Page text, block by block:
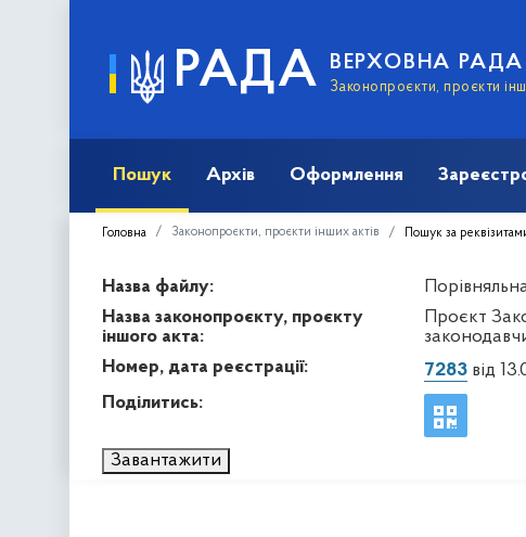
РАДА ВЕРХОВНА РАДА
Законопроєкти, проєкти
Пошук Архів Оформлення
Головна Законопроєкти, проєкти інших актів Пошук за
Назва файлу:
Назва законопроєкту, проєкту
іншого акта:
Проєкт
Номер, дата реєстрації:
7283від
Поділитись:
Завантажити